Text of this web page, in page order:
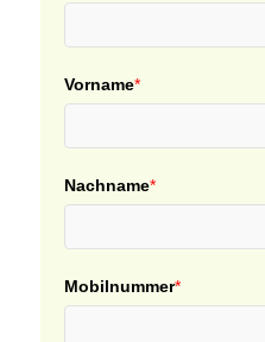
Vorname*
Nachname*
Mobilnummer*